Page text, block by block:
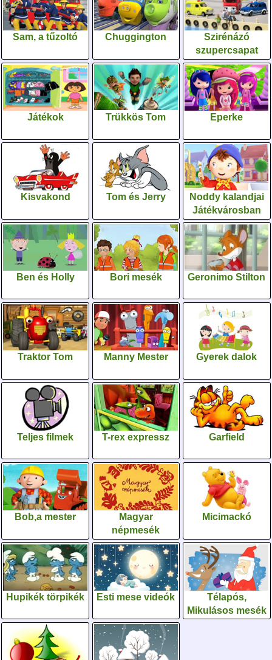
Sam, a tűzoltó Chuggington
Szirénázó
szupercsapat
Játékok Trükkös Tom Eperke
Kisvakond Tom és Jerry
Noddy kalandjai
Játékvárosban
Ben és Holly Bori mesék Geronimo Stilton
Traktor Tom Manny Mester Gyerek dalok
Teljes filmek T-rex expressz Garfield
Bob,a mester
Magyar
népmesék
Micimackó
Hupikék törpikék Esti mese videók
Télapós,
Mikulásos mesék